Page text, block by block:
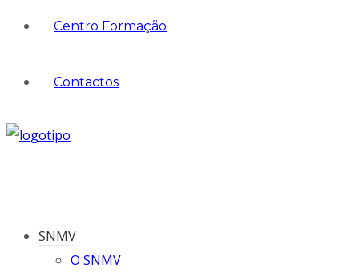
Centro Formação
Contactos
SNMV
O SNMV